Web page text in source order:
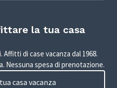
la tua casa
Affitti di case vacanza dal 1968.
Nessuna spesa di prenotazione.
casa vacanza